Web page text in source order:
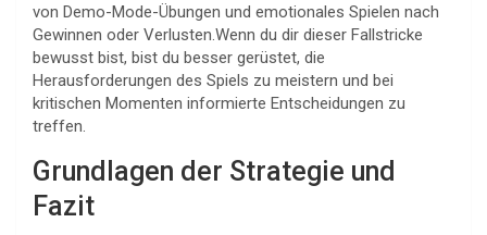
von Demo-Mode-Übungen und emotionales Spielen nach
Gewinnen oder Verlusten.Wenn du dir dieser Fallstricke
bewusst bist, bist du besser gerüstet, die
Herausforderungen des Spiels zu meistern und bei
kritischen Momenten informierte Entscheidungen zu
treffen.
Grundlagen der Strategie und
Fazit